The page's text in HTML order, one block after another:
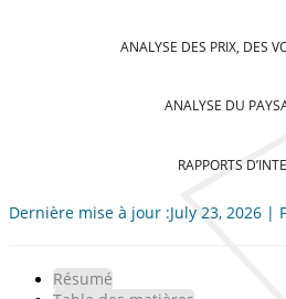
ANALYSE DES PRIX, DES
ANALYSE DU
RAPPORTS
Dernière mise à jour :July 23, 2026 |
Résumé